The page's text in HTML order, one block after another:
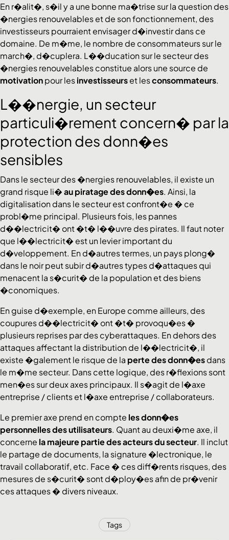
En r�alit�, s�il y a une bonne ma�trise sur la question des
�nergies renouvelables et de son fonctionnement, des
investisseurs pourraient envisager d�investir dans ce
domaine. De m�me, le nombre de consommateurs sur le
march�, d�cuplera. L��ducation sur le secteur des
�nergies renouvelables constitue alors une source de
motivationpour lesinvestisseurset lesconsommateurs.
L��nergie, un secteur
particuli�rement concern� par la
protection des donn�es
sensibles
Dans le secteur des �nergies renouvelables, il existe un
grand risque li�au piratage des donn�es. Ainsi, la
digitalisation dans le secteur est confront�e � ce
probl�me principal. Plusieurs fois, les pannes
d��lectricit� ont �t� l��uvre des pirates. Il faut noter
que l��lectricit� est un levier important du
d�veloppement. En d�autres termes, un pays plong�
dans le noir peut subir d�autres types d�attaques qui
menacent la s�curit� de la population et des biens
�conomiques.
En guise d�exemple, en Europe comme ailleurs, des
coupures d��lectricit� ont �t� provoqu�es �
plusieurs reprises par des cyberattaques. En dehors des
attaques affectant la distribution de l��lectricit�, il
existe �galement le risque de la perte des donn�esdans
le m�me secteur. Dans cette logique, des r�flexions sont
men�es sur deux axes principaux. Il s�agit de l�axe
entreprise / clients et l�axe entreprise / collaborateurs.
Le premier axe prend en compte les donn�es
personnelles des utilisateurs. Quant au deuxi�me axe, il
concerne la majeure partie des acteurs du secteur. Il inclut
le partage de documents, la signature �lectronique, le
travail collaboratif, etc. Face � ces diff�rents risques, des
mesures de s�curit� sont d�ploy�es afin de pr�venir
ces attaques � divers niveaux.
Tags